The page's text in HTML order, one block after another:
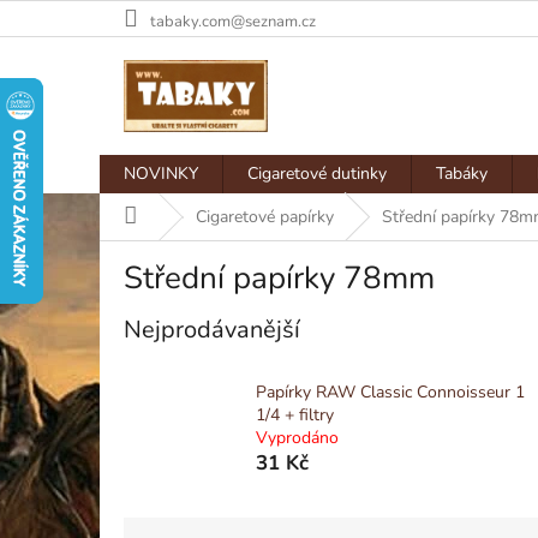
na
tabaky.com@seznam.cz
NOVINKY Cigaretové dutinky Tabáky
Domů Cigaretové papírky Střední papírky
Střední papírky 78mm
Nejprodávanější
Papírky RAW Classic Connoisseur 1
1/4 + filtry
Vyprodáno
31 Kč